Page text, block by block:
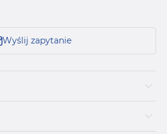
Wyślij zapytanie